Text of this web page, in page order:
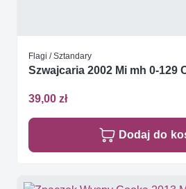
Flagi / Sztandary
Szwajcaria 2002 Mi mh 0-129
39,00 zł
Dodaj do